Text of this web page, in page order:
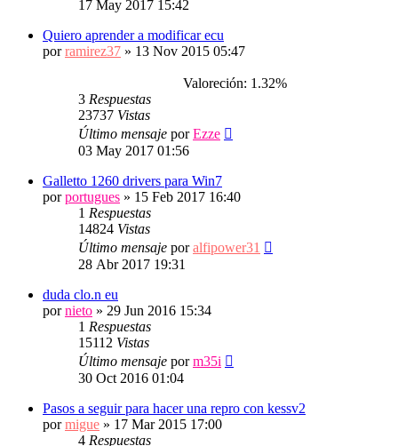
17 May 2017 15:42
Quiero aprender a modificar ecu
porramirez37 » 13 Nov 2015 05:47
Valoreción: 1.32%
3 Respuestas
23737 Vistas
Último mensaje porEzze
03 May 2017 01:56
Galletto 1260 drivers para Win7
porportugues » 15 Feb 2017 16:40
1 Respuestas
14824 Vistas
Último mensaje poralfipower31
28 Abr 2017 19:31
duda clo.n eu
pornieto » 29 Jun 2016 15:34
1 Respuestas
15112 Vistas
Último mensaje porm35i
30 Oct 2016 01:04
Pasos a seguir para hacer una repro con kessv2
pormigue » 17 Mar 2015 17:00
4 Respuestas